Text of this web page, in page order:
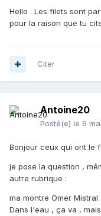
Hello . Les filets sont
pour la raison que tu
Citer
Antoine20
Posté(e) le 6 mai
Bonjour ceux qui ont le
je pose la question ,
autre rubrique :
ma montre Omer
Dans l'eau , ça va ,